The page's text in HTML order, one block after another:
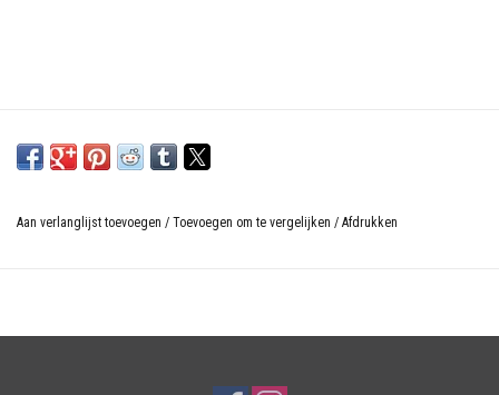
Aan verlanglijst toevoegen / Toevoegen om te vergelijken / Afdrukken